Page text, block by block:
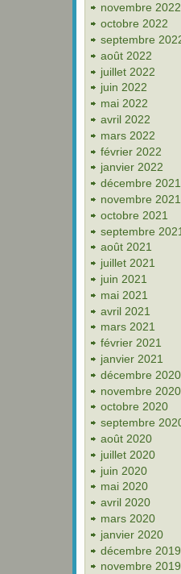
novembre 2022
octobre 2022
septembre
août 2022
juillet 2022
juin 2022
mai 2022
avril 2022
mars 2022
février 2022
janvier 2022
décembre 2021
novembre 2021
octobre 2021
septembre 2021
août 2021
juillet 2021
juin 2021
mai 2021
avril 2021
mars 2021
février 2021
janvier 2021
décembre 2020
novembre 2020
octobre 2020
septembre
août 2020
juillet 2020
juin 2020
mai 2020
avril 2020
mars 2020
janvier 2020
décembre 2019
novembre 2019